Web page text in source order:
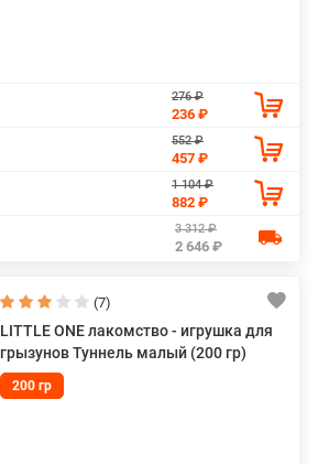
276 ₽
236 ₽
552 ₽
457 ₽
1 104 ₽
882 ₽
3 312 ₽
2 646 ₽
(7)
LITTLE ONE лакомство - игрушка для
грызунов Туннель малый (200 гр)
200 гр